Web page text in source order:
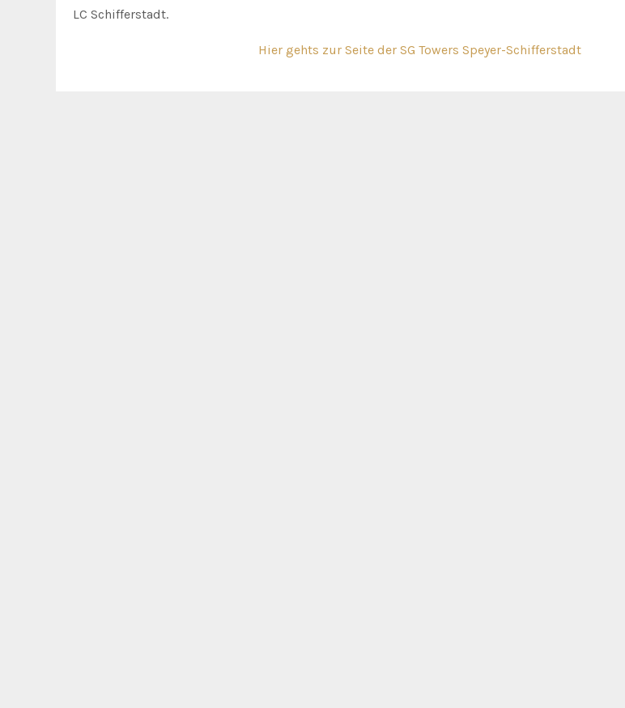
LC Schifferstadt.
Hier gehts zur Seite der SG Towers Speyer-Schifferstadt